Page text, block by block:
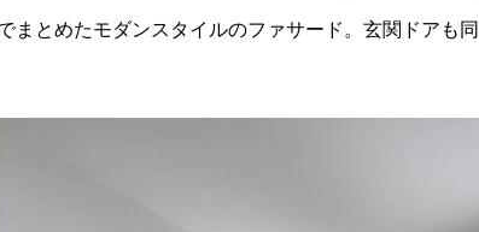
とめたモダンスタイルのファサード。玄関ドアも